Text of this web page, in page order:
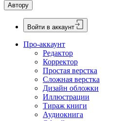
Автору
Войти в аккаунт
Про-аккаунт
Редактор
Корректор
Простая верстка
Сложная верстка
Дизайн обложки
Иллюстрации
Тираж книги
Аудиокнига